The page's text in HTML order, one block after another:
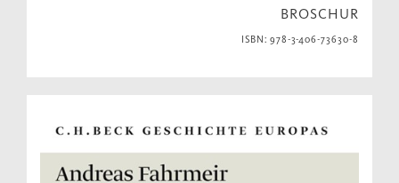
BROSCHUR
ISBN: 978-3-406-73630-8